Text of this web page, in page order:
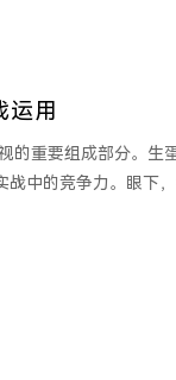
用
的重要组成部分。生
中的竞争力。眼下